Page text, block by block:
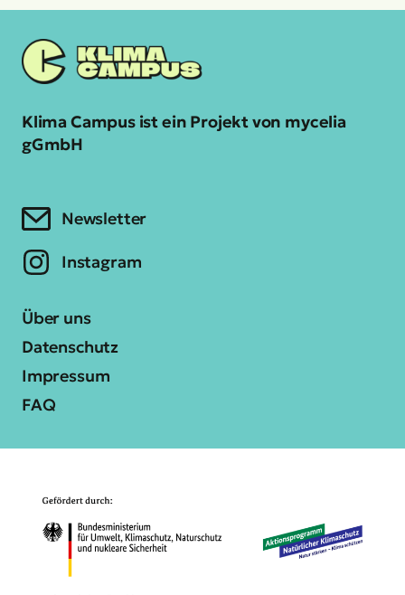
Klima Campus ist ein Projekt von mycelia
gGmbH
Newsletter
Instagram
Über uns
Datenschutz
Impressum
FAQ